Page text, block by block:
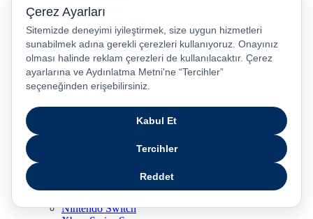
iPhone 14 Pro
iPhone 14 Pro Max
iPhone 13
iPhone 12
iPhone 11
iPhone SE
Dyson Airwrap
Dyson V15
Dyson V15 Detect Submarine
Samsung Galaxy S25 Ultra
PS5 / Playstation 5
Nintendo Switch